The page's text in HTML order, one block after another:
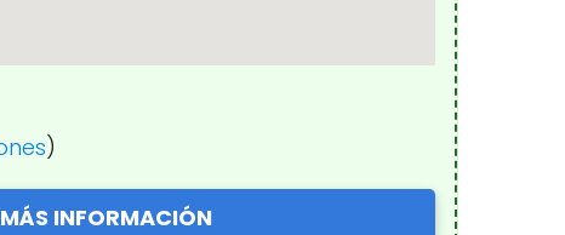
)
MÁS INFORMACIÓN